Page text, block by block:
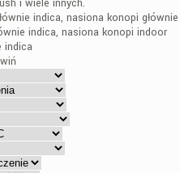
i wiele innych.
indica, nasiona konopi głównie
indica, nasiona konopi indoor
indica